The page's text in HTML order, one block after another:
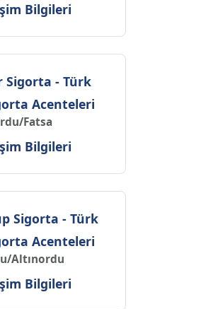
Bilgileri
Sigorta - Türk
Acenteleri
Fatsa
Bilgileri
Sigorta - Türk
Acenteleri
Altınordu
Bilgileri